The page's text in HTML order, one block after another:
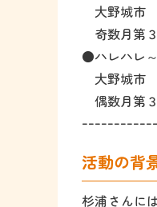
大野城市
奇数月第
●ハレハレ
大野城市
偶数月第
ｰｰｰｰｰｰｰｰｰｰ
活動の背
杉浦さんに